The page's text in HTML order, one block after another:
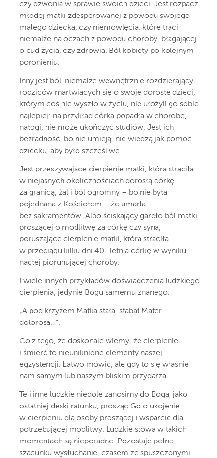
czy dzwonią w sprawie swoich dzieci. Jest rozpacz
młodej matki zdesperowanej z powodu swojego
małego dziecka, czy niemowlęcia, które traci
niemalże na oczach z powodu choroby, błagającej
o cud życia, czy zdrowia. Ból kobiety po kolejnym
poronieniu.
Inny jest ból, niemalże wewnętrznie rozdzierający,
rodziców martwiących się o swoje dorosłe dzieci,
którym coś nie wyszło w życiu, nie ułożyli go sobie
najlepiej: na przykład córka popadła w chorobę,
nałogi, nie może ukończyć studiów. Jest ich
bezradność, bo nie umieją, nie wiedzą jak pomoc
dziecku, aby było szczęśliwe.
Jest przeszywające cierpienie matki, która straciła
w niejasnych okolicznościach dorosłą córkę
za granicą, żal i ból ogromny – bo nie była
pojednana z Kościołem – że umarła
bez sakramentów. Albo ściskający gardło ból matki
proszącej o modlitwę za córkę czy syna,
poruszające cierpienie matki, która straciła
w przeciągu kilku dni 40- letnia córkę w wyniku
nagłej piorunującej choroby.
I wiele innych przykładów doświadczenia ludzkiego
cierpienia, jedynie Bogu samemu znanego.
„A pod krzyżem Matka stała, stabat Mater
dolorosa…”.
Co z tego, że doskonale wiemy, że cierpienie
i śmierć to nieuniknione elementy naszej
egzystencji. Łatwo mówić, ale gdy to się właśnie
nam samym lub naszym bliskim przydarza…
Te i inne ludzkie niedole zanosimy do Boga, jako
ostatniej deski ratunku, prosząc Go o ukojenie
w cierpieniu dla osoby proszącej i wsparcie dla
potrzebującej modlitwy. Ludzkie słowa w takich
momentach są nieporadne. Pozostaje pełne
szacunku wysłuchanie, czasem ze spuszczonymi